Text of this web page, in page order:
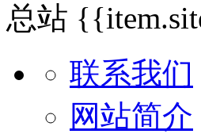
总站
联系我们
网站简介